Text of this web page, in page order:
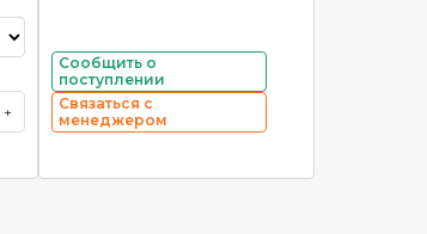
+
Сообщить о
поступлении
Связаться с
менеджером